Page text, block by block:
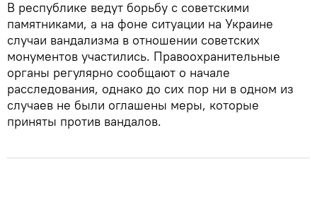
В республике ведут борьбу с советскими
памятниками, а на фоне ситуации на Украине
случаи вандализма в отношении советских
монументов участились. Правоохранительные
органы регулярно сообщают о начале
расследования, однако до сих пор ни в одном из
случаев не были оглашены меры, которые
приняты против вандалов.